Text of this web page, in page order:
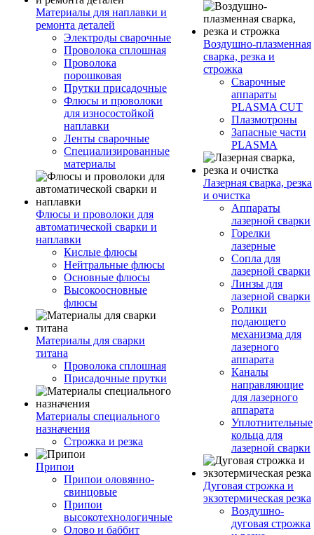
Материалы для наплавки и
ремонта деталей
Электроды сварочные
Проволока сплошная
Проволока
порошковая
Прутки присадочные
Флюсы и проволоки
для износостойкой
наплавки
Ленты сварочные
Специализированные
материалы
Флюсы и проволоки для
автоматической сварки и
наплавки
Кислые флюсы
Нейтральные флюсы
Основные флюсы
Высокоосновные
флюсы
Материалы для сварки
титана
Проволока сплошная
Присадочные прутки
Материалы специального
назначения
Строжка и резка
Припои
Припои оловянно-
свинцовые
Припои
высокотехнологичные
Олово и баббит
Воздушно-плазменная
сварка, резка и
строжка
Сварочные
аппараты
PLASMA CUT
Плазмотроны
Запасные части
PLASMA
Лазерная сварка, резка
и очистка
Аппараты
лазерной сварки
Горелки
лазерные
Сопла для
лазерной сварки
Линзы для
лазерной сварки
Ролики
подающего
механизма для
лазерного
аппарата
Каналы
направляющие
для лазерного
аппарата
Уплотнительные
кольца для
лазерной сварки
Дуговая строжка и
экзотермическая резка
Воздушно-
дуговая строжка